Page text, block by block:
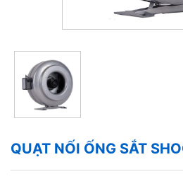
QUẠT NỐI ỐNG SẮT